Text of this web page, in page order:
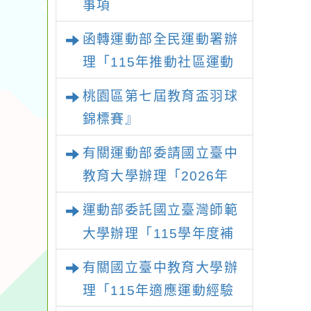
事項
函轉運動部全民運動署辦
理「115年推動社區運動
公(差)假登記
桃園區第七屆教育盃羽球
錦標賽』
有關運動部委請國立臺中
教育大學辦理「2026年
運動部委託國立臺灣師範
大學辦理「115學年度補
有關國立臺中教育大學辦
理「115年適應運動經驗